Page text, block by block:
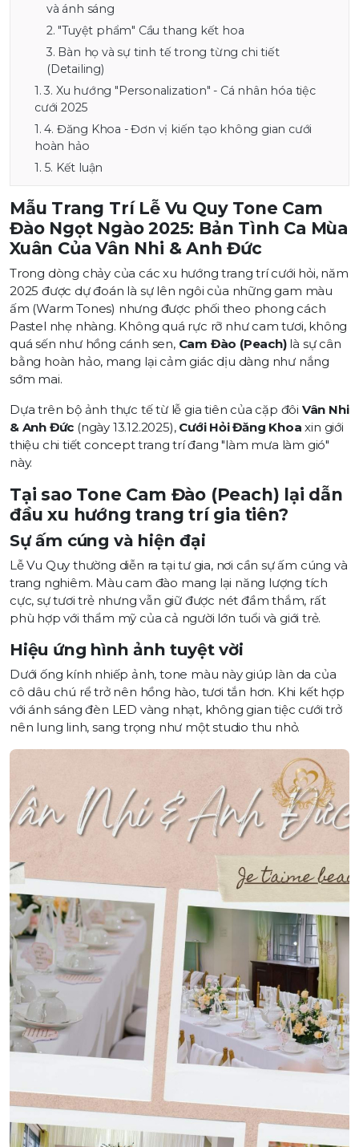
và ánh sáng
2. "Tuyệt phẩm" Cầu thang kết hoa
3. Bàn họ và sự tinh tế trong từng chi tiết
(Detailing)
1. 3. Xu hướng "Personalization" - Cá nhân hóa tiệc
cưới 2025
1. 4. Đăng Khoa - Đơn vị kiến tạo không gian cưới
hoàn hảo
1. 5. Kết luận
Mẫu Trang Trí Lễ Vu Quy Tone Cam
Đào Ngọt Ngào 2025: Bản Tình Ca Mùa
Xuân Của Vân Nhi & Anh Đức
Trong dòng chảy của các xu hướng trang trí cưới hỏi, năm
2025 được dự đoán là sự lên ngôi của những gam màu
ấm (Warm Tones) nhưng được phối theo phong cách
Pastel nhẹ nhàng. Không quá rực rỡ như cam tươi, không
quá sến như hồng cánh sen, Cam Đào (Peach)là sự cân
bằng hoàn hảo, mang lại cảm giác dịu dàng như nắng
sớm mai.
Dựa trên bộ ảnh thực tế từ lễ gia tiên của cặp đôi Vân Nhi
& Anh Đức (ngày 13.12.2025), Cưới Hỏi Đăng Khoa xin giới
thiệu chi tiết concept trang trí đang "làm mưa làm gió"
này.
Tại sao Tone Cam Đào (Peach) lại dẫn
đầu xu hướng trang trí gia tiên?
Sự ấm cúng và hiện đại
Lễ Vu Quy thường diễn ra tại tư gia, nơi cần sự ấm cúng và
trang nghiêm. Màu cam đào mang lại năng lượng tích
cực, sự tươi trẻ nhưng vẫn giữ được nét đầm thắm, rất
phù hợp với thẩm mỹ của cả người lớn tuổi và giới trẻ.
Hiệu ứng hình ảnh tuyệt vời
Dưới ống kính nhiếp ảnh, tone màu này giúp làn da của
cô dâu chú rể trở nên hồng hào, tươi tắn hơn. Khi kết hợp
với ánh sáng đèn LED vàng nhạt, không gian tiệc cưới trở
nên lung linh, sang trọng như một studio thu nhỏ.